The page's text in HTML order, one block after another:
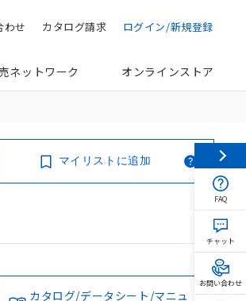
ログイン/新規登録
カタログ請求
わせ
ネットワーク オンラインストア
マイリストに追加
カタログ/データシート/マニュ
FAQ
チャット
お問い合わせ